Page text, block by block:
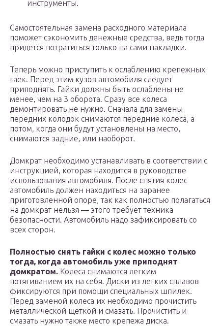
инструменты.
Самостоятельная замена расходного материала
поможет сэкономить денежные средства, ведь тогда
придется потратиться только на сами накладки.
Теперь можно приступить к ослаблению крепежных
гаек. Перед этим кузов автомобиля следует
приподнять. Гайки должны быть ослаблены не
менее, чем на 3 оборота. Сразу все колеса
демонтировать не нужно. Сначала для замены
передних колодок снимаются передние колеса, а
потом, когда они будут установлены на место,
снимаются задние, или наоборот.
Домкрат необходимо устанавливать в соответствии с
инструкцией, которая находится в руководстве
использования автомобиля. После снятия колес
автомобиль должен находиться на заранее
приготовленной опоре, так как полностью полагаться
на домкрат нельзя — этого требует техника
безопасности. Автомобиль надо зафиксировать со
всех сторон.
Полностью снять гайки с колес можно только
тогда, когда автомобиль уже приподнят
домкратом. Колеса снимаются легким
потягиванием их на себя. Диски из легких сплавов
фиксируются при помощи специальных шпилек.
Перед заменой колеса их необходимо прочистить
металлической щеткой и смазать. Прочистить и
смазать нужно также место крепежа диска.